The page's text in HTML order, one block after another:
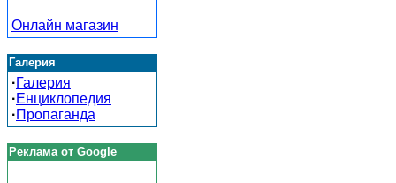
Онлайн магазин
Галерия
·Галерия
·Енциклопедия
·Пропаганда
Реклама от Google